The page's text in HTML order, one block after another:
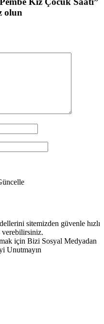
olun
sitemizden güvenle hızlı
verebilirsiniz.
için Bizi Sosyal Medyadan
Unutmayın